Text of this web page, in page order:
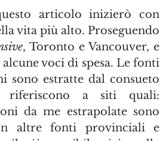
articolo inizierò con
vita più alto. Proseguendo
, Toronto e Vancouver, e
voci di spesa. Le fonti
estratte dal consueto
da me estrapolate sono
altre fonti provinciali e